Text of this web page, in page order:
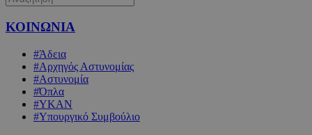
ΚΟΙΝΩΝΙΑ
#Άδεια
#Αρχηγός Αστυνομίας
#Αστυνομία
#Όπλα
#ΥΚΑΝ
#Υπουργικό Συμβούλιο